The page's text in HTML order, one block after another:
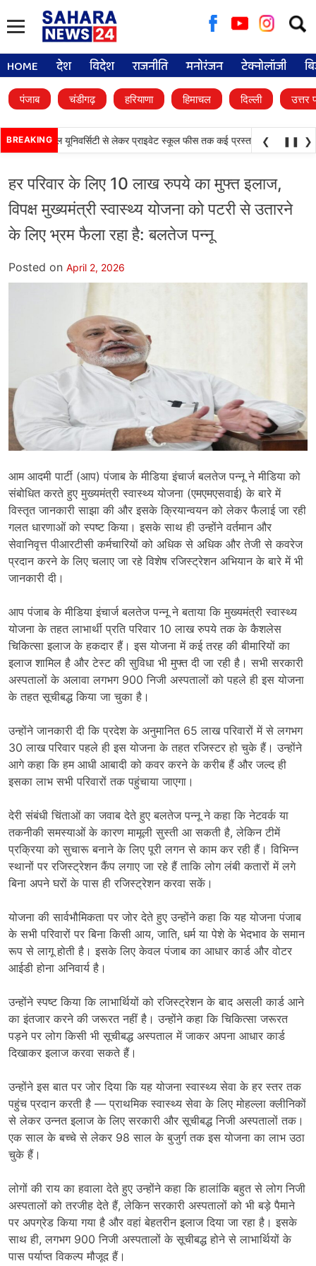
for:
HOME देश विदेश राजनीति मनोरंजन टेक्नोलॉजी
पंजाब चंडीगढ़ हरियाणा हिमाचल दिल्ली उत्तर
BREAKING
डिजिटल यूनिवर्सिटी से लेकर प्राइवेट स्कूल फीस तक कई प्रस्तावों को मंजूरी •
❮ ❚❚ ❯
हर परिवार के लिए 10 लाख रुपये का मुफ्त इलाज,
विपक्ष मुख्यमंत्री स्वास्थ्य योजना को पटरी से उतारने
के लिए भ्रम फैला रहा है: बलतेज पन्नू
Posted on April 2, 2026
आम आदमी पार्टी (आप) पंजाब के मीडिया इंचार्ज बलतेज पन्नू ने मीडिया को
संबोधित करते हुए मुख्यमंत्री स्वास्थ्य योजना (एमएमएसवाई) के बारे में
विस्तृत जानकारी साझा की और इसके क्रियान्वयन को लेकर फैलाई जा रही
गलत धारणाओं को स्पष्ट किया। इसके साथ ही उन्होंने वर्तमान और
सेवानिवृत्त पीआरटीसी कर्मचारियों को अधिक से अधिक और तेजी से कवरेज
प्रदान करने के लिए चलाए जा रहे विशेष रजिस्ट्रेशन अभियान के बारे में भी
जानकारी दी।
आप पंजाब के मीडिया इंचार्ज बलतेज पन्नू ने बताया कि मुख्यमंत्री स्वास्थ्य
योजना के तहत लाभार्थी प्रति परिवार 10 लाख रुपये तक के कैशलेस
चिकित्सा इलाज के हकदार हैं। इस योजना में कई तरह की बीमारियों का
इलाज शामिल है और टेस्ट की सुविधा भी मुफ्त दी जा रही है। सभी सरकारी
अस्पतालों के अलावा लगभग 900 निजी अस्पतालों को पहले ही इस योजना
के तहत सूचीबद्ध किया जा चुका है।
उन्होंने जानकारी दी कि प्रदेश के अनुमानित 65 लाख परिवारों में से लगभग
30 लाख परिवार पहले ही इस योजना के तहत रजिस्टर हो चुके हैं। उन्होंने
आगे कहा कि हम आधी आबादी को कवर करने के करीब हैं और जल्द ही
इसका लाभ सभी परिवारों तक पहुंचाया जाएगा।
देरी संबंधी चिंताओं का जवाब देते हुए बलतेज पन्नू ने कहा कि नेटवर्क या
तकनीकी समस्याओं के कारण मामूली सुस्ती आ सकती है, लेकिन टीमें
प्रक्रिया को सुचारू बनाने के लिए पूरी लगन से काम कर रही हैं। विभिन्न
स्थानों पर रजिस्ट्रेशन कैंप लगाए जा रहे हैं ताकि लोग लंबी कतारों में लगे
बिना अपने घरों के पास ही रजिस्ट्रेशन करवा सकें।
योजना की सार्वभौमिकता पर जोर देते हुए उन्होंने कहा कि यह योजना पंजाब
के सभी परिवारों पर बिना किसी आय, जाति, धर्म या पेशे के भेदभाव के समान
रूप से लागू होती है। इसके लिए केवल पंजाब का आधार कार्ड और वोटर
आईडी होना अनिवार्य है।
उन्होंने स्पष्ट किया कि लाभार्थियों को रजिस्ट्रेशन के बाद असली कार्ड आने
का इंतजार करने की जरूरत नहीं है। उन्होंने कहा कि चिकित्सा जरूरत
पड़ने पर लोग किसी भी सूचीबद्ध अस्पताल में जाकर अपना आधार कार्ड
दिखाकर इलाज करवा सकते हैं।
उन्होंने इस बात पर जोर दिया कि यह योजना स्वास्थ्य सेवा के हर स्तर तक
पहुंच प्रदान करती है — प्राथमिक स्वास्थ्य सेवा के लिए मोहल्ला क्लीनिकों
से लेकर उन्नत इलाज के लिए सरकारी और सूचीबद्ध निजी अस्पतालों तक।
एक साल के बच्चे से लेकर 98 साल के बुजुर्ग तक इस योजना का लाभ उठा
चुके हैं।
लोगों की राय का हवाला देते हुए उन्होंने कहा कि हालांकि बहुत से लोग निजी
अस्पतालों को तरजीह देते हैं, लेकिन सरकारी अस्पतालों को भी बड़े पैमाने
पर अपग्रेड किया गया है और वहां बेहतरीन इलाज दिया जा रहा है। इसके
साथ ही, लगभग 900 निजी अस्पतालों के सूचीबद्ध होने से लाभार्थियों के
पास पर्याप्त विकल्प मौजूद हैं।